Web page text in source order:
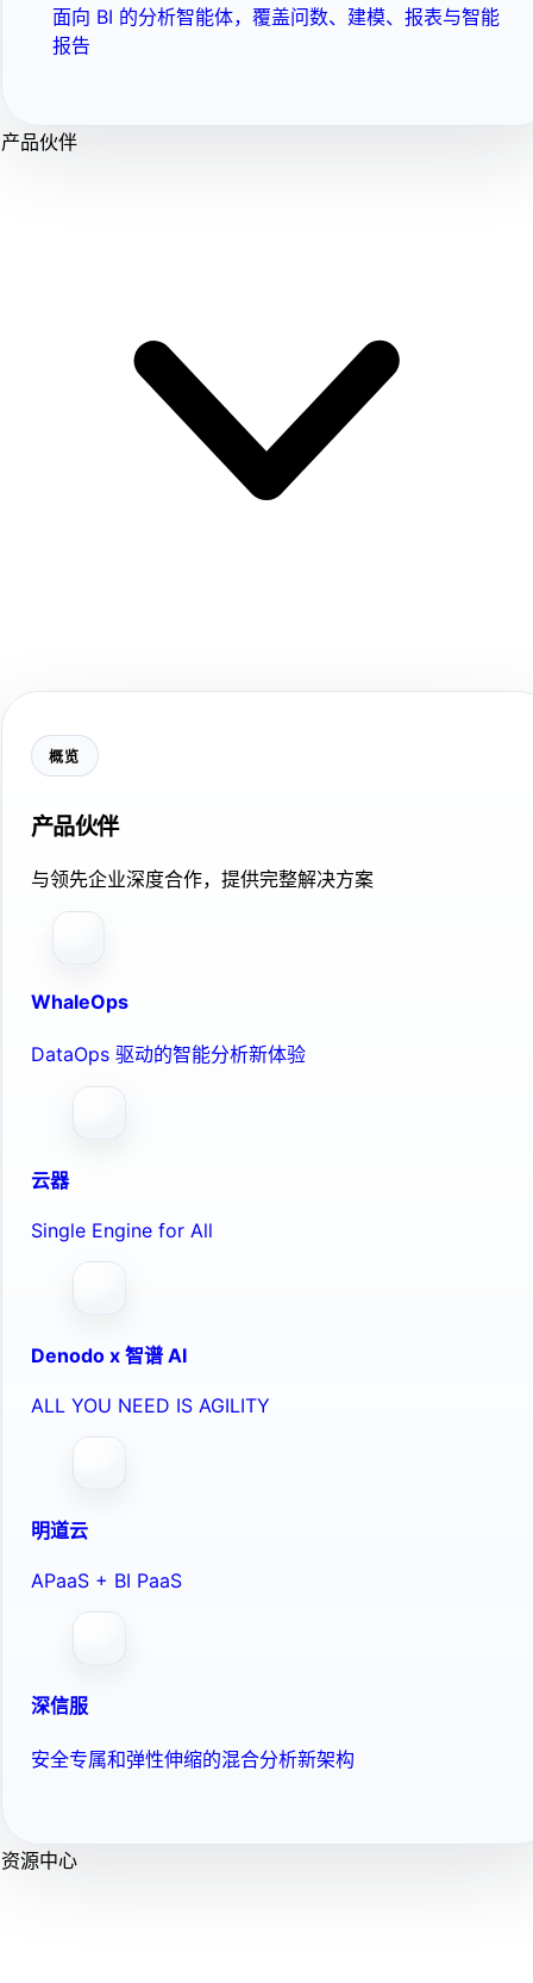
面向 BI 的分析智能体，覆盖问数、建模、报表与智能
报告
产品伙伴
概览
产品伙伴
与领先企业深度合作，提供完整解决方案
WhaleOps
DataOps 驱动的智能分析新体验
云器
Single Engine for All
Denodo x 智谱 AI
ALL YOU NEED IS AGILITY
明道云
APaaS + BI PaaS
深信服
安全专属和弹性伸缩的混合分析新架构
资源中心